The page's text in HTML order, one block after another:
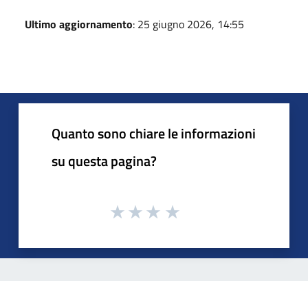
Ultimo aggiornamento: 25 giugno 2026, 14:55
Quanto sono chiare le informazioni
su questa pagina?